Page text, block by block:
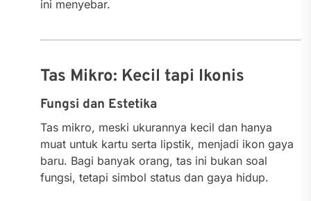
ini menyebar.
Tas Mikro: Kecil tapi Ikonis
Fungsi dan Estetika
Tas mikro, meski ukurannya kecil dan hanya
muat untuk kartu serta lipstik, menjadi ikon gaya
baru. Bagi banyak orang, tas ini bukan soal
fungsi, tetapi simbol status dan gaya hidup.